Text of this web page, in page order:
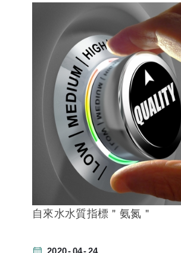
24
04
2020
自來水水質指標＂氨氮＂